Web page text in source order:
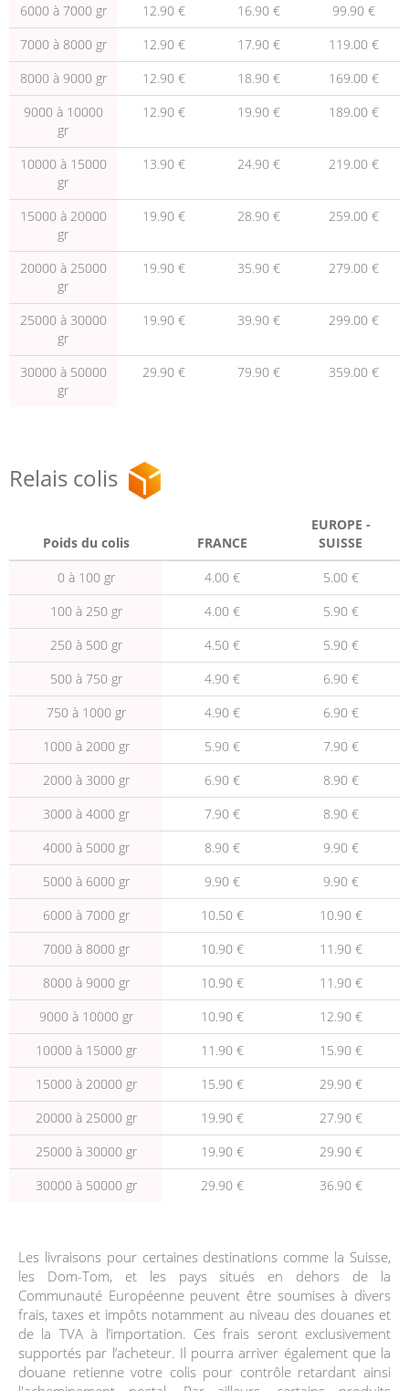
6000 à 7000 gr
12.90 € 16.90 €
99.90 €
7000 à 8000 gr
12.90 € 17.90 €
119.00 €
8000 à 9000 gr
12.90 € 18.90 €
169.00 €
9000 à 10000
gr
12.90 € 19.90 € 189.00 €
10000 à 15000
gr
13.90 € 24.90 € 219.00 €
15000 à 20000
gr
19.90 € 28.90 € 259.00 €
20000 à 25000
gr
19.90 € 35.90 € 279.00 €
25000 à 30000
gr
19.90 € 39.90 € 299.00 €
30000 à 50000
gr
29.90 € 79.90 € 359.00 €
Relais colis
Poids du colis FRANCE
EUROPE -
SUISSE
0 à 100 gr
4.00 €
5.00 €
100 à 250 gr
4.00 €
5.90 €
250 à 500 gr
4.50 €
5.90 €
500 à 750 gr
4.90 €
6.90 €
750 à 1000 gr
4.90 €
6.90 €
1000 à 2000 gr
5.90 €
7.90 €
2000 à 3000 gr
6.90 €
8.90 €
3000 à 4000 gr
7.90 €
8.90 €
4000 à 5000 gr
8.90 €
9.90 €
5000 à 6000 gr
9.90 €
9.90 €
6000 à 7000 gr
10.50 €
10.90 €
7000 à 8000 gr
10.90 €
11.90 €
8000 à 9000 gr
10.90 €
11.90 €
9000 à 10000 gr
10.90 €
12.90 €
10000 à 15000 gr
11.90 €
15.90 €
15000 à 20000 gr
15.90 €
29.90 €
20000 à 25000 gr
19.90 €
27.90 €
25000 à 30000 gr
19.90 €
29.90 €
30000 à 50000 gr
29.90 € 36.90 €
Les livraisons pour certaines destinations comme la Suisse,
les Dom-Tom, et les pays situés en dehors de la
Communauté Européenne peuvent être soumises à divers
frais, taxes et impôts notamment au niveau des douanes et
de la TVA à l’importation. Ces frais seront exclusivement
supportés par l’acheteur. Il pourra arriver également que la
douane retienne votre colis pour contrôle retardant ainsi